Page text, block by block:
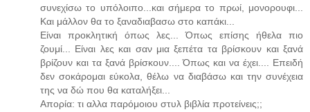
συνεχίσω το υπόλοιπο...και σήμερα το πρωί, μονορουφι...
Και μάλλον θα το ξαναδιαβασω στο καπάκι...
Είναι προκλητική όπως λες... Όπως επίσης ήθελα πιο
ζουμί... Είναι λες και σαν μια ξεπέτα τα βρίσκουν και ξανά
βρίζουν και τα ξανά βρίσκουν.... Όπως και να έχει.... Επειδή
δεν σοκάρομαι εύκολα, θέλω να διαβάσω και την συνέχεια
της να δώ που θα καταλήξει...
Απορία: τι αλλα παρόμοιου στυλ βιβλία προτείνεις;;